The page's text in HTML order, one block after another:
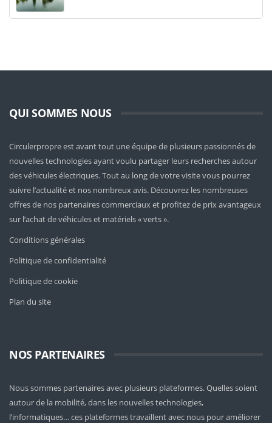
QUI SOMMES NOUS
Circulerpropre est avant tout une équipe de plusieurs passionnés de
nouvelles technologies ayant voulu partager leurs recherches autour
des véhicules électriques. Tout au long de votre visite vous pourrez
suivre l’actualité et nos nombreux avis. Découvrez les nombreuses
offres de nos partenaires commerciaux et profitez de prix avantageux
sur l’achat de véhicules et matériels « verts ».
Conditions générales
Politique de confidentialité
Politique de cookie
Plan du site
NOS PARTENAIRES
Nous sommes partenaires avec plusieurs plateformes. Quelles soient
autour de la mobilité, dans les nouvelles technologies,
l’informatiques… ces plateformes travaillent avec nous pour améliorer